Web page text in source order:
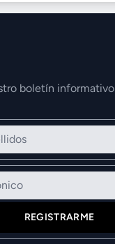
boletín informativo
REGISTRARME